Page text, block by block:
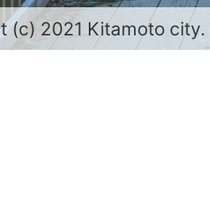
(c) 2021 Kitamoto city.